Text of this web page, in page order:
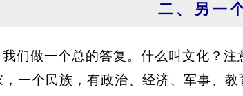
二、另一
们做一个总的答复。什么叫文化？
，一个民族，有政治、经济、军事、